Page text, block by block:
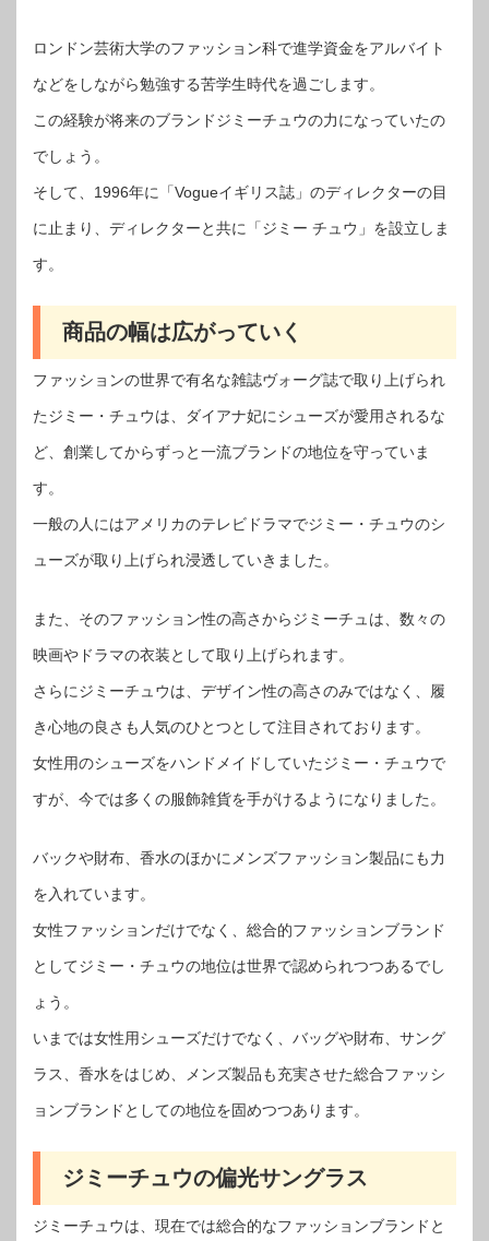
ロンドン芸術大学のファッション科で進学資金をアルバイト
などをしながら勉強する苦学生時代を過ごします。
この経験が将来のブランドジミーチュウの力になっていたの
でしょう。
そして、1996年に「Vogueイギリス誌」のディレクターの目
に止まり、ディレクターと共に「ジミー チュウ」を設立しま
す。
商品の幅は広がっていく
ファッションの世界で有名な雑誌ヴォーグ誌で取り上げられ
たジミー・チュウは、ダイアナ妃にシューズが愛用されるな
ど、創業してからずっと一流ブランドの地位を守っていま
す。
一般の人にはアメリカのテレビドラマでジミー・チュウのシ
ューズが取り上げられ浸透していきました。
また、そのファッション性の高さからジミーチュは、数々の
映画やドラマの衣装として取り上げられます。
さらにジミーチュウは、デザイン性の高さのみではなく、履
き心地の良さも人気のひとつとして注目されております。
女性用のシューズをハンドメイドしていたジミー・チュウで
すが、今では多くの服飾雑貨を手がけるようになりました。
バックや財布、香水のほかにメンズファッション製品にも力
を入れています。
女性ファッションだけでなく、総合的ファッションブランド
としてジミー・チュウの地位は世界で認められつつあるでし
ょう。
いまでは女性用シューズだけでなく、バッグや財布、サング
ラス、香水をはじめ、メンズ製品も充実させた総合ファッシ
ョンブランドとしての地位を固めつつあります。
ジミーチュウの偏光サングラス
ジミーチュウは、現在では総合的なファッションブランドと